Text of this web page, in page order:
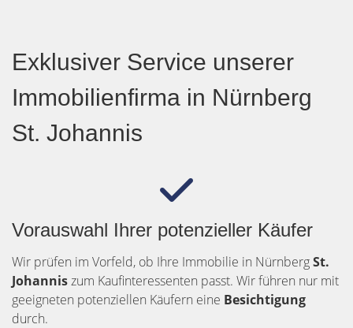
Exklusiver Service unserer
Immobilienfirma in Nürnberg
St. Johannis
Vorauswahl Ihrer potenzieller Käufer
Wir prüfen im Vorfeld, ob Ihre Immobilie in NürnbergSt.
Johanniszum Kaufinteressenten passt. Wir führen nur mit
geeigneten potenziellen Käufern eine Besichtigung
durch.